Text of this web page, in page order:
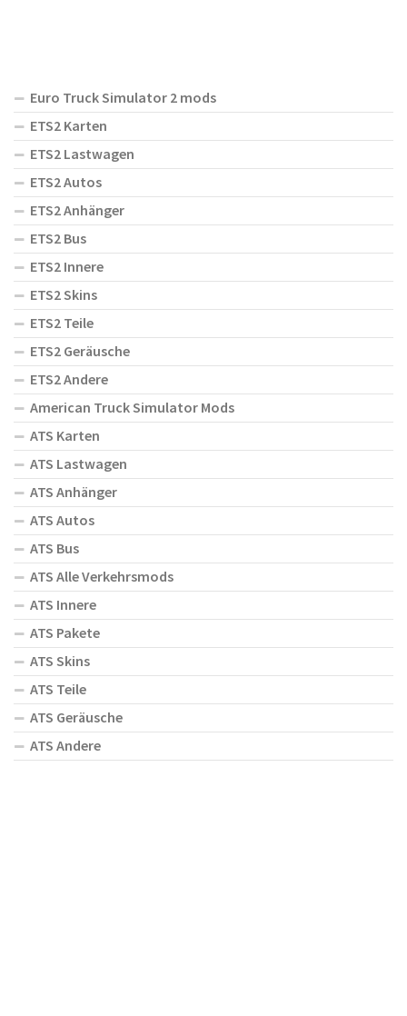
Euro Truck Simulator 2 mods
ETS2 Karten
ETS2 Lastwagen
ETS2 Autos
ETS2 Anhänger
ETS2 Bus
ETS2 Innere
ETS2 Skins
ETS2 Teile
ETS2 Geräusche
ETS2 Andere
American Truck Simulator Mods
ATS Karten
ATS Lastwagen
ATS Anhänger
ATS Autos
ATS Bus
ATS Alle Verkehrsmods
ATS Innere
ATS Pakete
ATS Skins
ATS Teile
ATS Geräusche
ATS Andere